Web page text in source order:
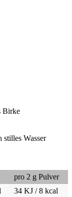
Birke
Wasser
pro 2 g Pulver
34 KJ / 8 kcal